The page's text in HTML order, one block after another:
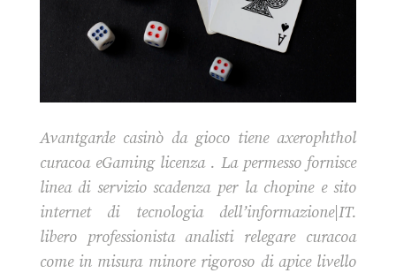
Avantgarde casinò da gioco tiene axerophthol
curacoa eGaming licenza . La permesso fornisce
linea di servizio scadenza per la chopine e sito
internet di tecnologia dell’informazione|IT.
libero professionista analisti relegare curacoa
come in misura minore rigoroso di apice livello